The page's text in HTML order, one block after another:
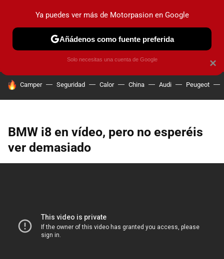
PRUEBAS COCHES ELÉCTRICOS OBSERVATORIO
HOY SE HABLA DE
Camper Seguridad Calor China Audi Peugeot
BMW i8 en vídeo, pero no esperéis
ver demasiado
×
Ya puedes ver más de Motorpasion en Google
Añádenos como fuente preferida
Solo necesitas una cuenta de Google